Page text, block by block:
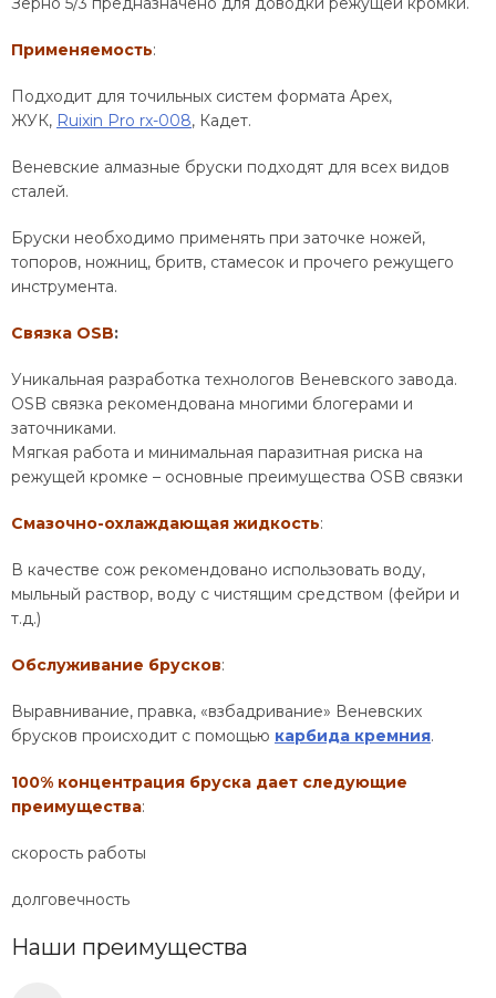
Применяемость:
Подходит для точильных систем формата Apex,
ЖУК, Ruixin Pro rx-008, Кадет.
Веневские алмазные бруски подходят для всех видов
сталей.
Бруски необходимо применять при заточке ножей,
топоров, ножниц, бритв, стамесок и прочего режущего
инструмента.
Связка OSB:
Уникальная разработка технологов Веневского завода.
OSB связка рекомендована многими блогерами и
заточниками.
Мягкая работа и минимальная паразитная риска на
режущей кромке – основные преимущества OSB связки
Смазочно-охлаждающая жидкость:
В качестве сож рекомендовано использовать воду,
мыльный раствор, воду с чистящим средством (фейри и
т.д.)
Обслуживание брусков:
Выравнивание, правка, «взбадривание» Веневских
брусков происходит с помощью карбида кремния.
100% концентрация бруска дает следующие
преимущества:
скорость работы
долговечность
Наши преимущества